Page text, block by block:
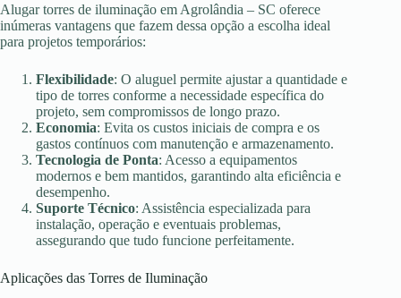
Alugar torres de iluminação em Agrolândia – SC oferece
inúmeras vantagens que fazem dessa opção a escolha ideal
para projetos temporários:
Flexibilidade: O aluguel permite ajustar a quantidade e
tipo de torres conforme a necessidade específica do
projeto, sem compromissos de longo prazo.
Economia: Evita os custos iniciais de compra e os
gastos contínuos com manutenção e armazenamento.
Tecnologia de Ponta: Acesso a equipamentos
modernos e bem mantidos, garantindo alta eficiência e
desempenho.
Suporte Técnico: Assistência especializada para
instalação, operação e eventuais problemas,
assegurando que tudo funcione perfeitamente.
Aplicações das Torres de Iluminação